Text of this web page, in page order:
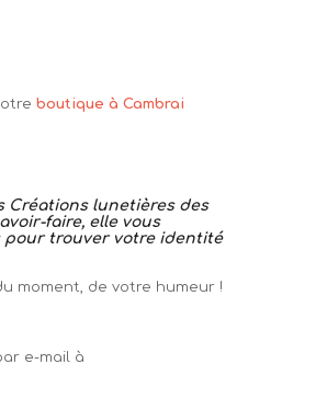
boutique à Cambrai
Créations lunetières des
faire, elle vous
pour trouver votre identité
moment, de votre humeur !
e-mail à